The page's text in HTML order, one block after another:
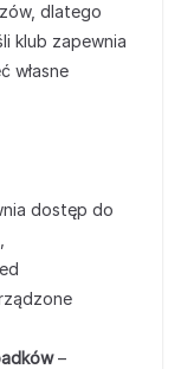
dlatego
klub zapewnia
własne
dostęp do
–